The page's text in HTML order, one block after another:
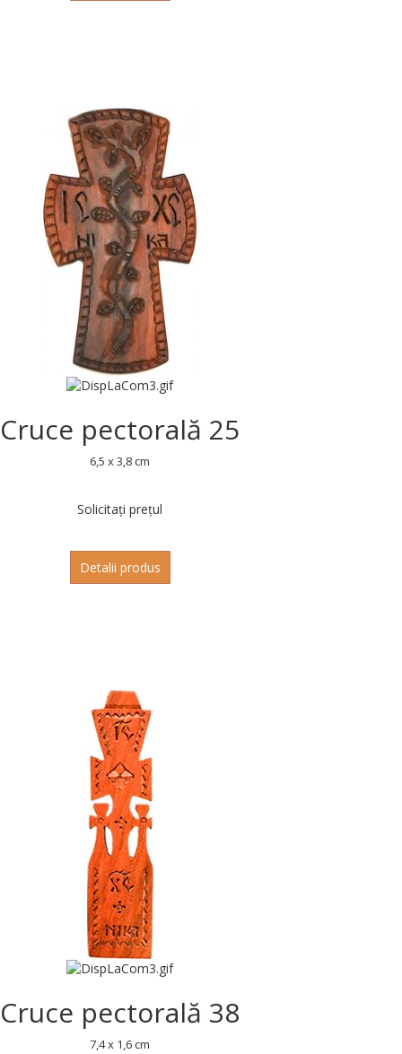
Cruce pectorală 25
6,5 x 3,8 cm
Solicitați prețul
Detalii produs
Cruce pectorală 38
7,4 x 1,6 cm